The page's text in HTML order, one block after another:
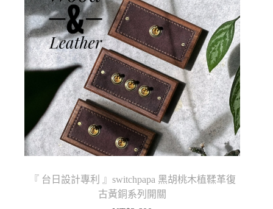
『 台日設計專利 』switchpapa 黑胡桃木植鞣革復
古黃銅系列開關